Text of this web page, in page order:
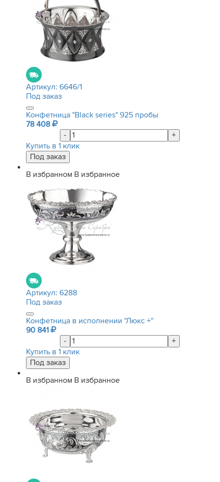
Артикул: 6646/1
Под заказ
Конфетница "Black series" 925 пробы
78 408
-
+
Купить в 1 клик
В избранном В избранное
Артикул: 6288
Под заказ
Конфетница в исполнении "Люкс +"
90 841
-
+
Купить в 1 клик
В избранном В избранное